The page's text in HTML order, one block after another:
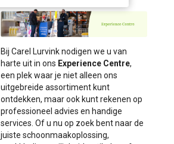
Bij Carel Lurvink nodigen we u van
harte uit in ons Experience Centre,
een plek waar je niet alleen ons
uitgebreide assortiment kunt
ontdekken, maar ook kunt rekenen op
professioneel advies en handige
services. Of u nu op zoek bent naar de
juiste schoonmaakoplossing,